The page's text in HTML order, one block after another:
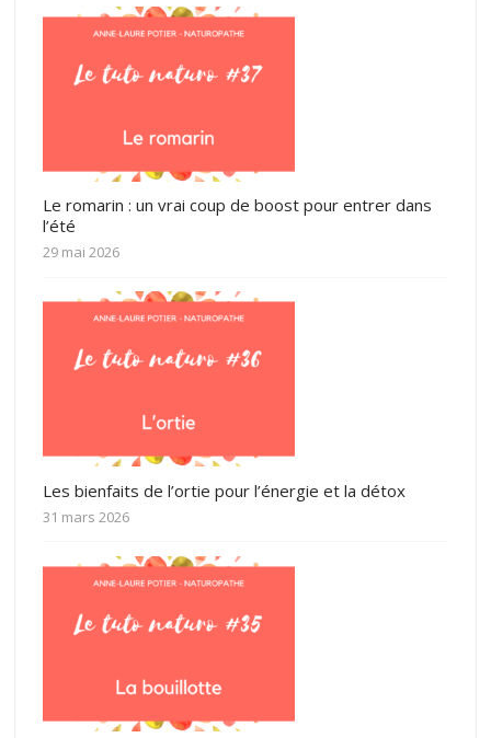
Le romarin : un vrai coup de boost pour entrer dans
l’été
29 mai 2026
Les bienfaits de l’ortie pour l’énergie et la détox
31 mars 2026